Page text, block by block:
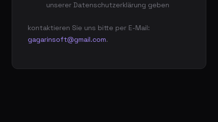
unserer Datenschutzerklärung geben
kontaktieren Sie uns bitte per E-Mail:
gagarinsoft@gmail.com.